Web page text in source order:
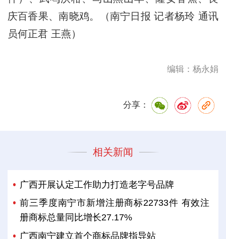
庆百香果、南晓鸡。（南宁日报 记者杨玲 通讯
员何正君 王燕）
编辑：杨永娟
分享：
相关新闻
广西开展认定工作助力打造老字号品牌
前三季度南宁市新增注册商标22733件 有效注
册商标总量同比增长27.17%
广西南宁建立首个商标品牌指导站